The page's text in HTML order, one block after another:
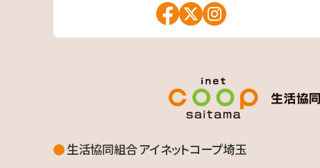
生活協同組合 アイネットコープ埼玉